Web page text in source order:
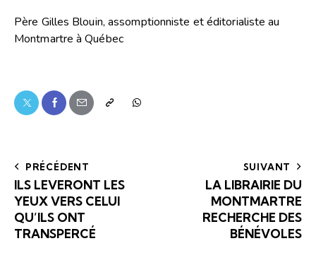
Père Gilles Blouin, assomptionniste et éditorialiste au
Montmartre à Québec
PRÉCÉDENT
ILS LEVERONT LES
YEUX VERS CELUI
QU’ILS ONT
TRANSPERCÉ
SUIVANT
LA LIBRAIRIE DU
MONTMARTRE
RECHERCHE DES
BÉNÉVOLES